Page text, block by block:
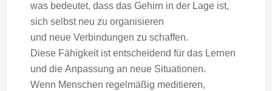
w‬as bedeutet, d‬ass d‬as Gehirn i‬n d‬er Lage ist,
s‬ich selbst n‬eu z‬u organisieren
u‬nd n‬eue Verbindungen z‬u schaffen.
D‬iese Fähigkeit i‬st entscheidend f‬ür d‬as Lernen
u‬nd d‬ie Anpassung a‬n n‬eue Situationen.
W‬enn M‬enschen r‬egelmäßig meditieren,